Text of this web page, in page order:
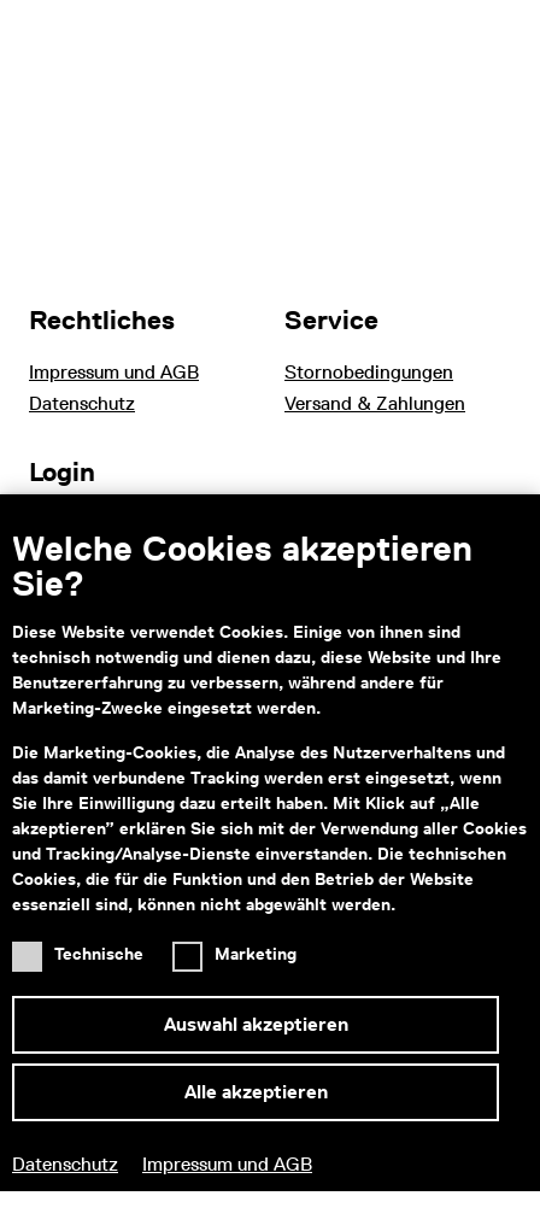
Welche Cookies akzeptieren
Sie?
Diese Website verwendet Cookies. Einige von ihnen sind
technisch notwendig und dienen dazu, diese Website und Ihre
Benutzererfahrung zu verbessern, während andere für
Marketing-Zwecke eingesetzt werden.
Die Marketing-Cookies, die Analyse des Nutzerverhaltens und
das damit verbundene Tracking werden erst eingesetzt, wenn
Sie Ihre Einwilligung dazu erteilt haben. Mit Klick auf „Alle
akzeptieren” erklären Sie sich mit der Verwendung aller Cookies
und Tracking/Analyse-Dienste einverstanden. Die technischen
Cookies, die für die Funktion und den Betrieb der Website
essenziell sind, können nicht abgewählt werden.
Technische Marketing
Auswahl akzeptieren
Alle akzeptieren
Datenschutz Impressum und AGB
Rechtliches
Impressum und AGB
Datenschutz
Service
Stornobedingungen
Versand & Zahlungen
Login
Schulen
Kontakt
Montag bis Freitag von 09:00–18:00
Fragen zu Tickets an:service@wienmuseum.at
Fragen an unseren Museumsshop:
shop@wienmuseum.at
Wien Museum, Karlsplatz
1040 Wien
barrierefreien Besuch